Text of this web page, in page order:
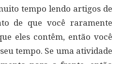
tempo lendo artigos de
de que você raramente
eles contêm, então você
tempo. Se uma atividade